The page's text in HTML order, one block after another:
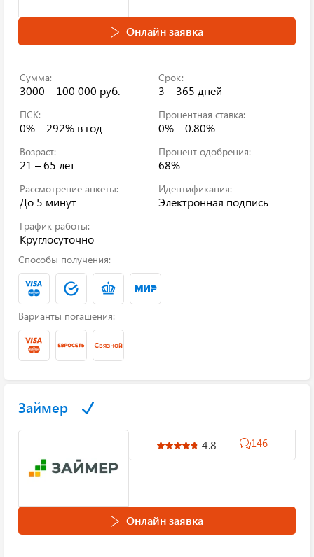
Онлайн заявка
Сумма:
3000 – 100 000 руб.
Срок:
3 – 365 дней
ПСК:
0% – 292% в год
Процентная ставка:
0% – 0.80%
Возраст:
21 – 65 лет
Процент одобрения:
68%
Рассмотрение анкеты:
До 5 минут
Идентификация:
Электронная подпись
График работы:
Круглосуточно
Способы получения:
Варианты погашения:
Займер
4.8 146
Онлайн заявка